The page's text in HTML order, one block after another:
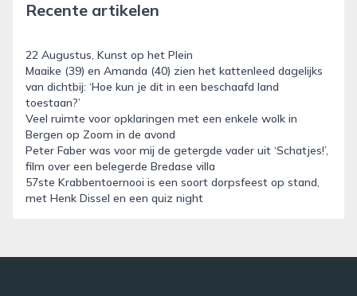
Recente artikelen
22 Augustus, Kunst op het Plein
Maaike (39) en Amanda (40) zien het kattenleed dagelijks
van dichtbij: ‘Hoe kun je dit in een beschaafd land
toestaan?’
Veel ruimte voor opklaringen met een enkele wolk in
Bergen op Zoom in de avond
Peter Faber was voor mij de getergde vader uit ‘Schatjes!’,
film over een belegerde Bredase villa
57ste Krabbentoernooi is een soort dorpsfeest op stand,
met Henk Dissel en een quiz night